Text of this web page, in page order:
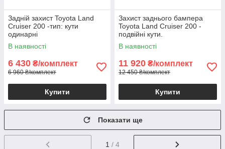
Задній захист Toyota Land
Cruiser 200 -тип: кути
одинарні
В наявності
6 430 ₴/комплект
6 960 ₴/комплект
Купити
Захист заднього бампера
Toyota Land Cruiser 200 -
подвійні кути.
В наявності
11 920 ₴/комплект
12 450 ₴/комплект
Купити
Показати ще
1 / 4